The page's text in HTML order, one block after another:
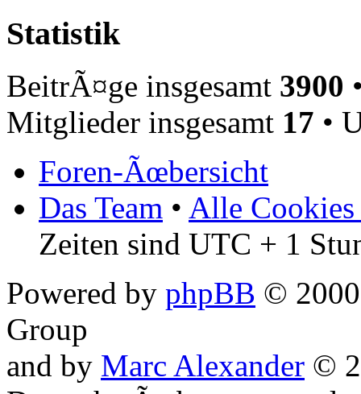
Statistik
BeitrÃ¤ge insgesamt 3900
Mitglieder insgesamt 17 •
Foren-Ãœbersicht
Das Team • Alle Cookies
Zeiten sind UTC + 1
Powered by phpBB ©
Group
and by Marc Alexander ©